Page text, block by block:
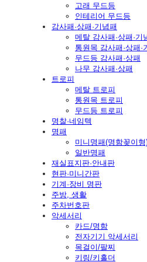
고래 무드등
인테리어 무드등
감사패·상패·기념패
메탈 감사패·상패·기
통원목 감사패·상패·
무드등 감사패·상패
나무 감사패·상패
트로피
메탈 트로피
통원목 트로피
무드등 트로피
명찰·네임텍
명패
미니명패(명함꽂이형
일반명패
재실표지판·안내판
현판·미니간판
기계·장비 명판
주방, 생활
주차번호판
악세서리
카드/명함
전자기기 악세서리
목걸이/팔찌
키링/키홀더